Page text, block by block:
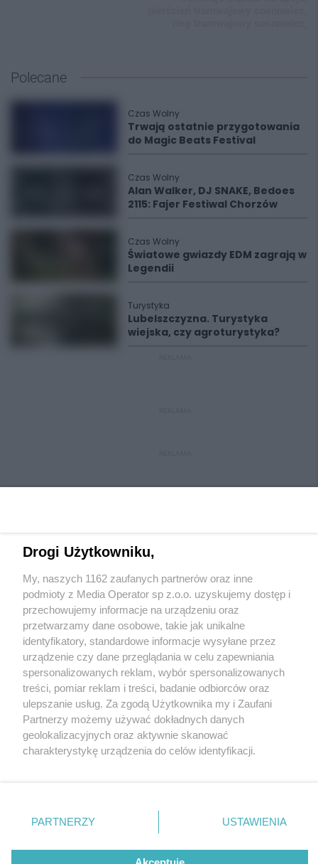
Polecane
Czas Wolny
Trwają ostatnie przygotowania
do Magic Beats Festival
Czas Wolny
Alan Walker, DJ SNAKE, Bedoes
2115: Fajer Festiwal Chorzów
Czas Wolny
Światowe gwiazdy EDM zagrają w
Legendii
Turystyka
Lubelszczyzna. Turystyka
wiejska, czy agroturystyka?
Wydawca mediówlokalnych
Nie zapomnij
zapoznać się z:
polityką prywatności
Twojemiasto
Piekary Śląskie
Chorzów
Tarnowskie Góry
Gliwice
Skontakuj sięz nami
Kontakt
Redakcja
Newsletter
Drogi Użytkowniku,
My, naszych 1162 zaufanych partnerów oraz inne
podmioty z Media Operator sp z.o.o. uzyskujemy dostęp i
przechowujemy informacje na urządzeniu oraz
przetwarzamy dane osobowe, takie jak unikalne
identyfikatory, standardowe informacje wysyłane przez
urządzenie czy dane przeglądania w celu zapewniania
spersonalizowanych reklam, wybór spersonalizowanych
treści, pomiar reklam i treści, badanie odbiorców oraz
ulepszanie usług. Za zgodą Użytkownika my i Zaufani
Partnerzy możemy używać dokładnych danych
geolokalizacyjnych oraz aktywnie skanować
charakterystykę urządzenia do celów identyfikacji.
zmienić/wycofać klikając przycisk ustawień prywatności
znajdujący się w lewym dolnym rogu strony
rodzaje przetwarzania danych nie wymagają zgody
PARTNERZY USTAWIENIA